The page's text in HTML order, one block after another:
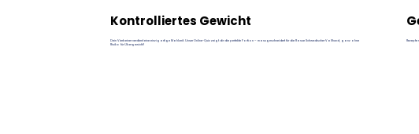
Kontrolliertes Gewicht
Dein Vierbeiner verdient eine einzigartige Mahlzeit. Unser Online-Quiz zeigt dir die perfekte Portion – massgeschneidert für die Rasse Schwedischer Vallhund, ganz ohne
Risiko für Übergewicht!